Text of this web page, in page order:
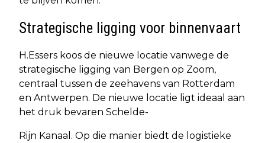
Strategische ligging voor binnenvaart
H.Essers koos de nieuwe locatie vanwege de
strategische ligging van Bergen op Zoom,
centraal tussen de zeehavens van Rotterdam
en Antwerpen. De nieuwe locatie ligt ideaal aan
het druk bevaren Schelde-
Rijn Kanaal. Op die manier biedt de logistieke